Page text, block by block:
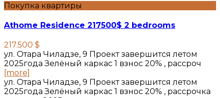
Покупка квартиры
Athome Residence 217500$ 2 bedrooms
217.500 $
ул. Отара Чиладзе, 9 Проект завершится летом
2025года Зелёный каркас 1 взнос 20% , рассроч
[more]
ул. Отара Чиладзе, 9 Проект завершится летом
2025года Зелёный каркас 1 взнос 20% , рассрочка